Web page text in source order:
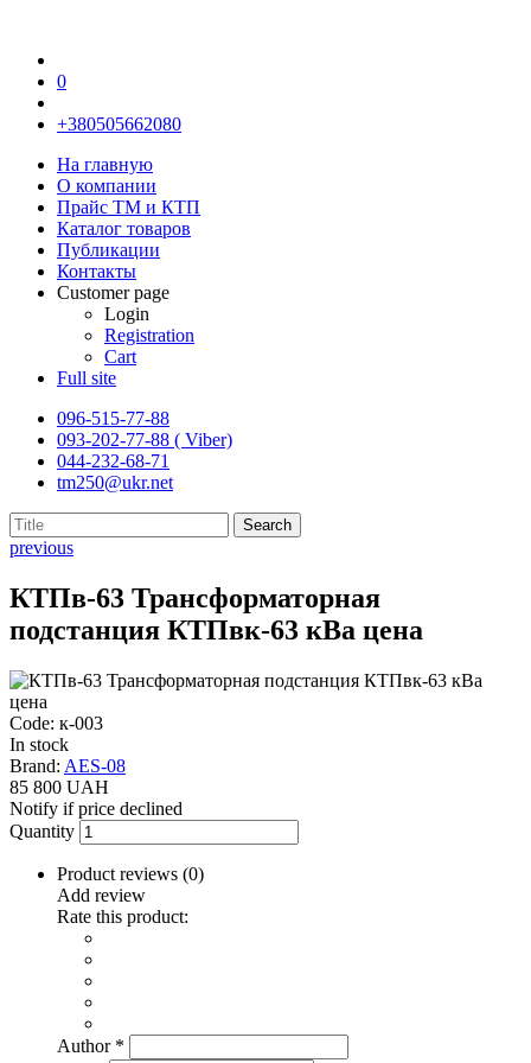
0
+380505662080
На главную
О компании
Прайс TM и КТП
Каталог товаров
Публикации
Контакты
Customer page
Login
Registration
Cart
Full site
096-515-77-88
093-202-77-88 ( Viber)
044-232-68-71
tm250@ukr.net
previous
КТПв-63 Трансформаторная
подстанция КТПвк-63 кВа цена
Code: к-003
In stock
Brand: AES-08
85 800 UAH
Notify if price declined
Quantity
Product reviews (0)
Add review
Rate this product:
Author *